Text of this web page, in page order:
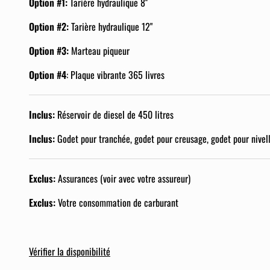
Option #2:Tarière hydraulique 12"
Option #3: Marteau piqueur
Option #4: Plaque vibrante 365 livres
Inclus: Réservoir de diesel de 450 litres
Inclus:Godet pour tranchée, godet pour creusage, godet pour
Exclus:Assurances (voir avec votre assureur)
Exclus:Votre consommation de carburant